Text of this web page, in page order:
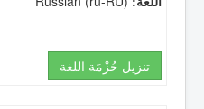
تنزيل حُزْمَة اللغة